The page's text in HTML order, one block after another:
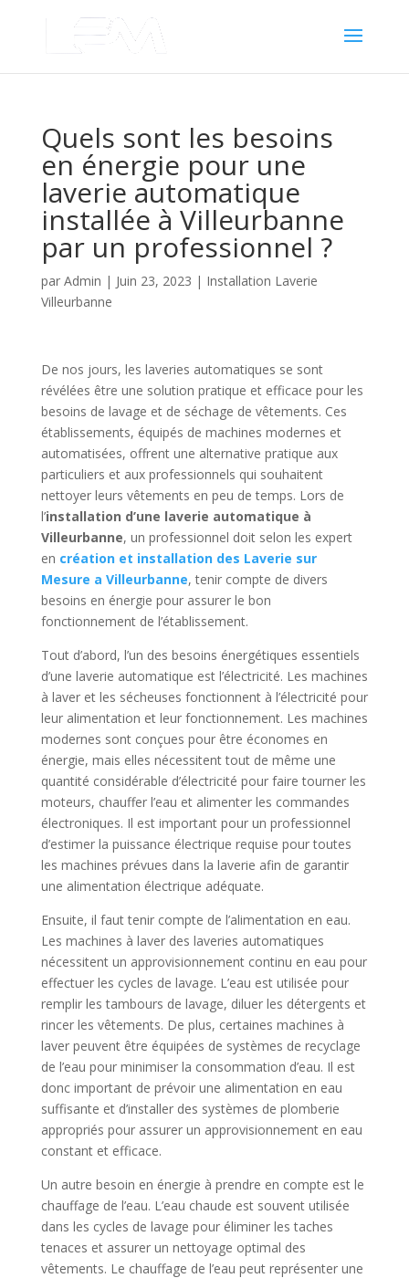
Quels sont les besoins
en énergie pour une
laverie automatique
installée à Villeurbanne
par un professionnel ?
par Admin | Juin 23, 2023 | Installation Laverie
Villeurbanne
De nos jours, les laveries automatiques se sont
révélées être une solution pratique et efficace pour les
besoins de lavage et de séchage de vêtements. Ces
établissements, équipés de machines modernes et
automatisées, offrent une alternative pratique aux
particuliers et aux professionnels qui souhaitent
nettoyer leurs vêtements en peu de temps. Lors de
l’installation d’une laverie automatique à
Villeurbanne, un professionnel doit selon les expert
en création et installation des Laverie sur
Mesure a Villeurbanne, tenir compte de divers
besoins en énergie pour assurer le bon
fonctionnement de l’établissement.
Tout d’abord, l’un des besoins énergétiques essentiels
d’une laverie automatique est l’électricité. Les machines
à laver et les sécheuses fonctionnent à l’électricité pour
leur alimentation et leur fonctionnement. Les machines
modernes sont conçues pour être économes en
énergie, mais elles nécessitent tout de même une
quantité considérable d’électricité pour faire tourner les
moteurs, chauffer l’eau et alimenter les commandes
électroniques. Il est important pour un professionnel
d’estimer la puissance électrique requise pour toutes
les machines prévues dans la laverie afin de garantir
une alimentation électrique adéquate.
Ensuite, il faut tenir compte de l’alimentation en eau.
Les machines à laver des laveries automatiques
nécessitent un approvisionnement continu en eau pour
effectuer les cycles de lavage. L’eau est utilisée pour
remplir les tambours de lavage, diluer les détergents et
rincer les vêtements. De plus, certaines machines à
laver peuvent être équipées de systèmes de recyclage
de l’eau pour minimiser la consommation d’eau. Il est
donc important de prévoir une alimentation en eau
suffisante et d’installer des systèmes de plomberie
appropriés pour assurer un approvisionnement en eau
constant et efficace.
Un autre besoin en énergie à prendre en compte est le
chauffage de l’eau. L’eau chaude est souvent utilisée
dans les cycles de lavage pour éliminer les taches
tenaces et assurer un nettoyage optimal des
vêtements. Le chauffage de l’eau peut représenter une